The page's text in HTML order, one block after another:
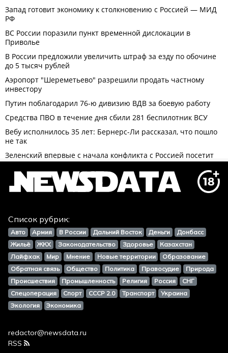
Список рубрик:
Авто Армия В России Дальний Восток Деньги
Донбасс
Жильё
ЖКХ Законодательство Здоровье
Казахстан
Лайфхак
Мир Мнение Новые территории
Образование
Обратная связь
Общество Политика Правосудие
Природа
Происшествия
Промышленность Религия Россия
СНГ
Спецоперация
Спорт СССР 2.0 Транспорт
Украина
Экология
Экономика
redactor@newsdata.ru
RSS